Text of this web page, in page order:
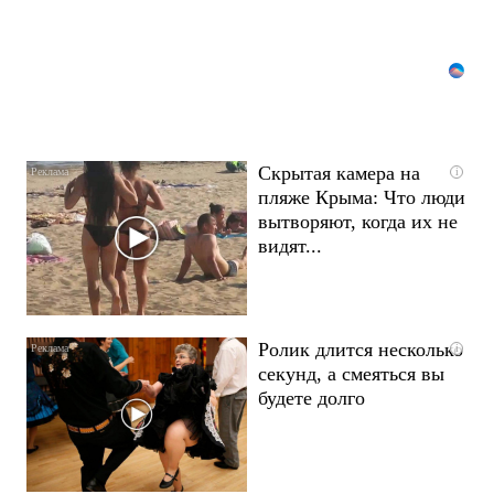
i
Скрытая камера на
пляже Крыма: Что люди
вытворяют, когда их не
видят...
i
Ролик длится несколько
секунд, а смеяться вы
будете долго